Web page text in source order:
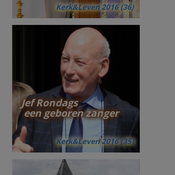
Kerk&Leven 2016 (36)
Jef Rondags
een geboren zanger
Kerk&Leven 2016 (35)